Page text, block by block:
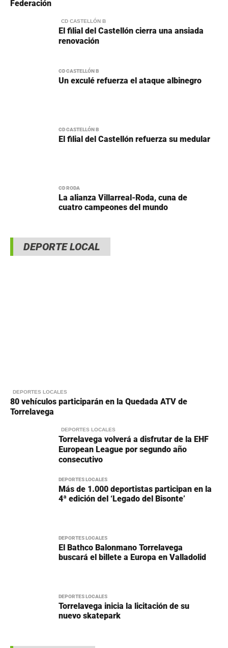
Federación
CD CASTELLÓN B
El filial del Castellón cierra una ansiada
renovación
CD CASTELLÓN B
Un exculé refuerza el ataque albinegro
CD CASTELLÓN B
El filial del Castellón refuerza su medular
CD RODA
La alianza Villarreal-Roda, cuna de
cuatro campeones del mundo
DEPORTE LOCAL
DEPORTES LOCALES
80 vehículos participarán en la Quedada ATV de
Torrelavega
DEPORTES LOCALES
Torrelavega volverá a disfrutar de la EHF
European League por segundo año
consecutivo
DEPORTES LOCALES
Más de 1.000 deportistas participan en la
4ª edición del ‘Legado del Bisonte’
DEPORTES LOCALES
El Bathco Balonmano Torrelavega
buscará el billete a Europa en Valladolid
DEPORTES LOCALES
Torrelavega inicia la licitación de su
nuevo skatepark